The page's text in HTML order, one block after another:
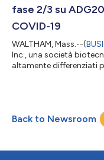
fase 2/3 su
COVID-19
WALTHAM, Mass.--(
Inc., una società
altamente differenziati
COVID-19. L'avvio
positivi dallo studio di
su volontari sani. EVAD...
Back to Newsroom